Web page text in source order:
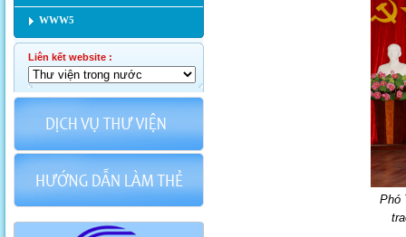
WWW5
Liên kết website :
Phó